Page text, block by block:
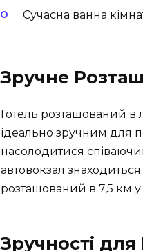
Сучасна ванна
Зручне
Готель розташований в
ідеально зручним для
насолодитися
автовокзал
розташований в 7,5 км у
Зручності для